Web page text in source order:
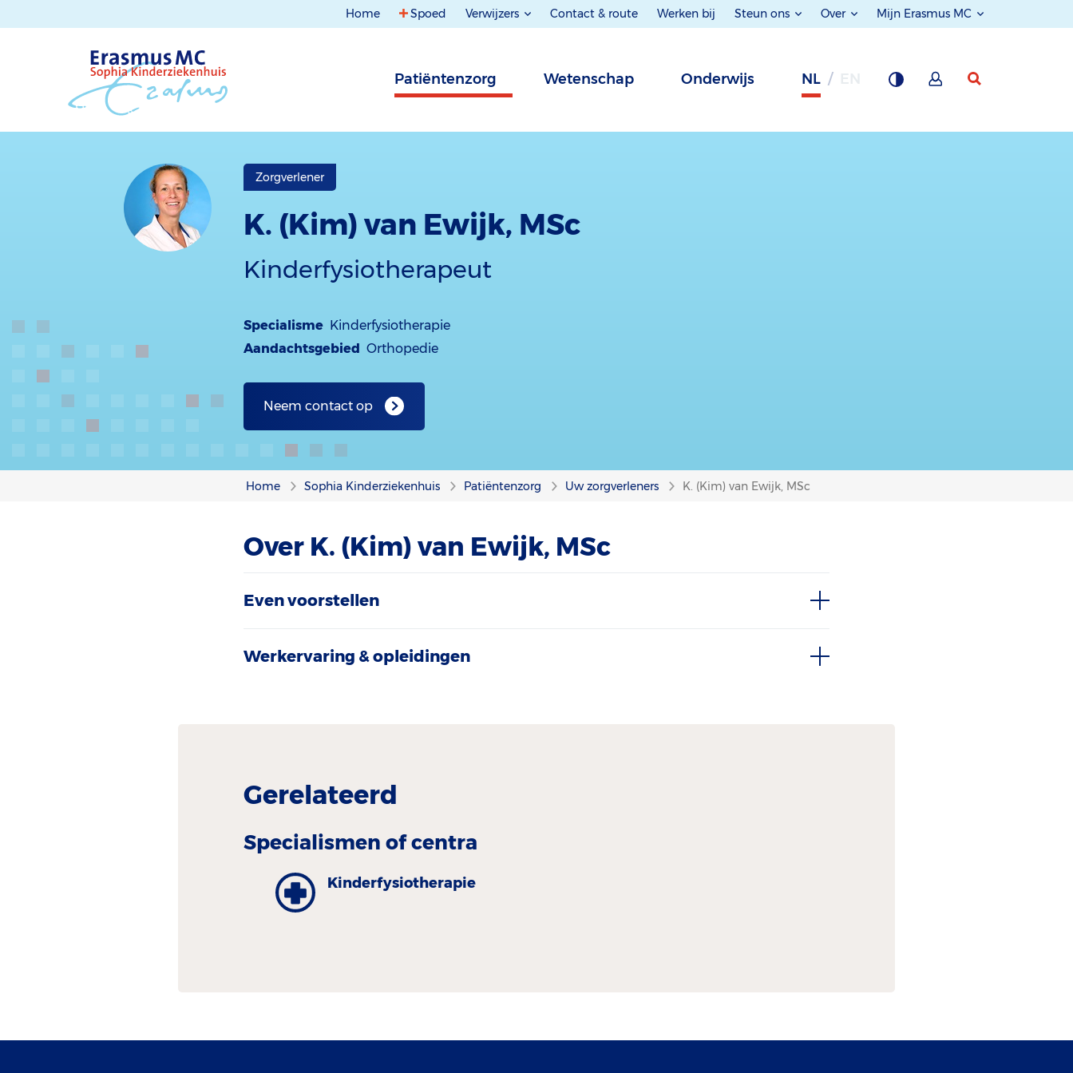
Home Spoed Verwijzers Contact & route Werken bij Steun ons Over Mijn Erasmus MC
Patiëntenzorg Wetenschap Onderwijs NL
Zorgverlener
K. (Kim) van Ewijk, MSc
Kinderfysiotherapeut
Specialisme Kinderfysiotherapie
Aandachtsgebied Orthopedie
Neem contact op
Home Sophia Kinderziekenhuis Patiëntenzorg Uw zorgverleners K. (Kim) van Ewijk, MSc
Over K. (Kim) van Ewijk, MSc
Even voorstellen
Werkervaring & opleidingen
Gerelateerd
Specialismen of centra
Kinderfysiotherapie